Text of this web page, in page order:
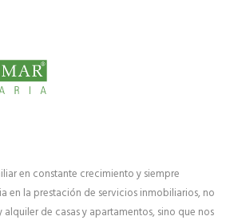
en constante crecimiento y siempre
en la prestación de servicios inmobiliarios, no
de casas y apartamentos, sino que nos